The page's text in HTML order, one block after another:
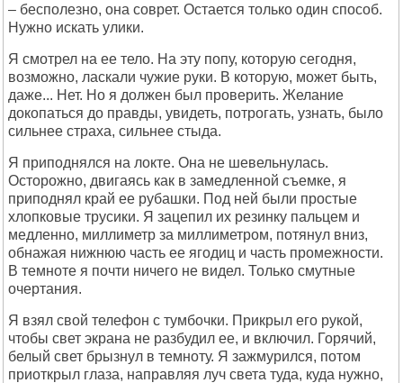
– бесполезно, она соврет. Остается только один способ.
Нужно искать улики.
Я смотрел на ее тело. На эту попу, которую сегодня,
возможно, ласкали чужие руки. В которую, может быть,
даже... Нет. Но я должен был проверить. Желание
докопаться до правды, увидеть, потрогать, узнать, было
сильнее страха, сильнее стыда.
Я приподнялся на локте. Она не шевельнулась.
Осторожно, двигаясь как в замедленной съемке, я
приподнял край ее рубашки. Под ней были простые
хлопковые трусики. Я зацепил их резинку пальцем и
медленно, миллиметр за миллиметром, потянул вниз,
обнажая нижнюю часть ее ягодиц и часть промежности.
В темноте я почти ничего не видел. Только смутные
очертания.
Я взял свой телефон с тумбочки. Прикрыл его рукой,
чтобы свет экрана не разбудил ее, и включил. Горячий,
белый свет брызнул в темноту. Я зажмурился, потом
приоткрыл глаза, направляя луч света туда, куда нужно,